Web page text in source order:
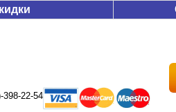
398-22-54